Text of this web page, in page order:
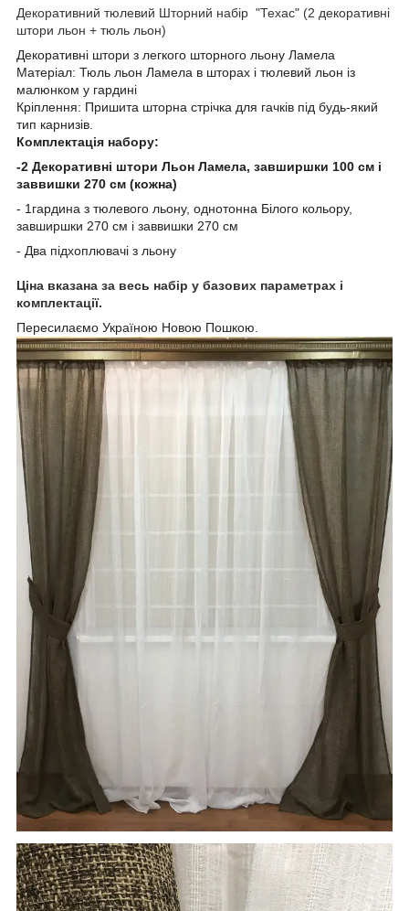
Декоративний тюлевий Шторний набір "Техас" (2 декоративні
штори льон + тюль льон)
Декоративні штори з легкого шторного льону Ламела
Матеріал: Тюль льон Ламела в шторах і тюлевий льон із
малюнком у гардині
Кріплення: Пришита шторна стрічка для гачків під будь-який
тип карнизів.
Комплектація набору:
-2 Декоративні штори Льон Ламела, завширшки 100 см і
заввишки 270 см (кожна)
- 1гардина з тюлевого льону, однотонна Білого кольору,
завширшки 270 см і заввишки 270 см
- Два підхоплювачі з льону
Ціна вказана за весь набір у базових параметрах і
комплектації.
Пересилаємо Україною Новою Пошкою.